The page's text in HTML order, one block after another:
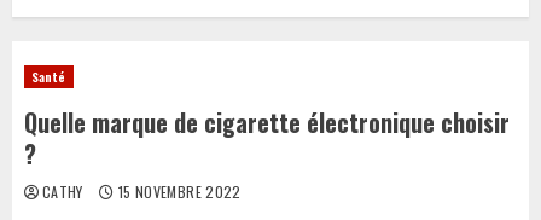
Santé
Quelle marque de cigarette électronique choisir
?
CATHY 15 NOVEMBRE 2022